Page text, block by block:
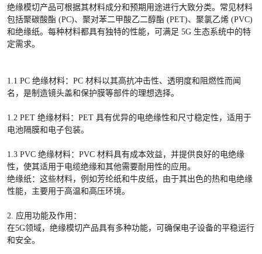
绝缘模切产品可根据其材料成分和预期用途进行大致分类。常见材料
包括聚碳酸酯 (PC)、聚对苯二甲酸乙二醇酯 (PET)、聚氯乙烯 (PVC)
和绝缘纸。每种材料都具有独特的性能，可满足 5G 生态系统中的特
定需求。
1.1 PC 绝缘材料：PC 材料以其高抗冲击性、透明度和阻燃性而闻
名，是制造镜头盖和保护膜等部件的理想选择。
1.2 PET 绝缘材料：PET 具有优异的电绝缘性和尺寸稳定性，适用于
电池隔膜和电子包装。
1.3 PVC 绝缘材料：PVC 材料具有成本效益，并提供良好的电绝缘
性，使其适用于电缆绝缘和其他需要耐用性的应用。
绝缘纸：这些材料，例如芳纶纸和牛皮纸，由于其出色的热和电绝缘
性能，主要用于高温和高压环境。
2. 应用功能及作用：
在5G领域，绝缘模切产品具有多种功能，可确保电子设备的平稳运行
和安全。